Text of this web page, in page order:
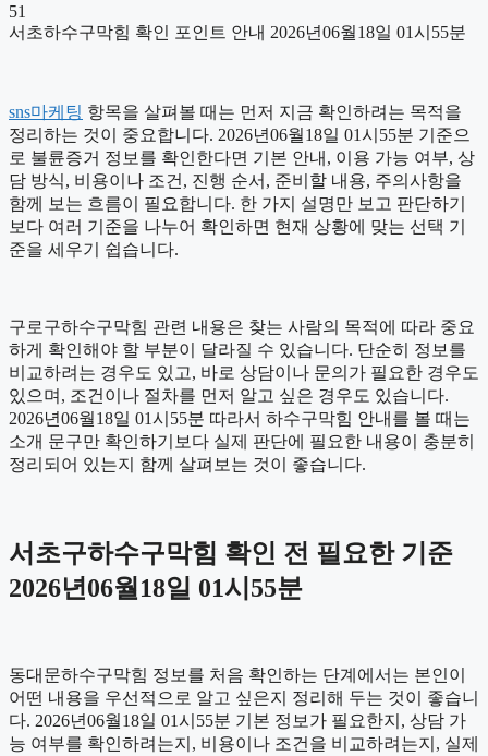
51
서초하수구막힘 확인 포인트 안내 2026년06월18일 01시55분
sns마케팅 항목을 살펴볼 때는 먼저 지금 확인하려는 목적을
정리하는 것이 중요합니다. 2026년06월18일 01시55분 기준으
로 불륜증거 정보를 확인한다면 기본 안내, 이용 가능 여부, 상
담 방식, 비용이나 조건, 진행 순서, 준비할 내용, 주의사항을
함께 보는 흐름이 필요합니다. 한 가지 설명만 보고 판단하기
보다 여러 기준을 나누어 확인하면 현재 상황에 맞는 선택 기
준을 세우기 쉽습니다.
구로구하수구막힘 관련 내용은 찾는 사람의 목적에 따라 중요
하게 확인해야 할 부분이 달라질 수 있습니다. 단순히 정보를
비교하려는 경우도 있고, 바로 상담이나 문의가 필요한 경우도
있으며, 조건이나 절차를 먼저 알고 싶은 경우도 있습니다.
2026년06월18일 01시55분 따라서 하수구막힘 안내를 볼 때는
소개 문구만 확인하기보다 실제 판단에 필요한 내용이 충분히
정리되어 있는지 함께 살펴보는 것이 좋습니다.
서초구하수구막힘 확인 전 필요한 기준
2026년06월18일 01시55분
동대문하수구막힘 정보를 처음 확인하는 단계에서는 본인이
어떤 내용을 우선적으로 알고 싶은지 정리해 두는 것이 좋습니
다. 2026년06월18일 01시55분 기본 정보가 필요한지, 상담 가
능 여부를 확인하려는지, 비용이나 조건을 비교하려는지, 실제